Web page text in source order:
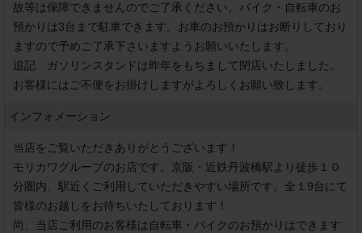
故等は保障できませんのでご了承ください。バイク・自転車のお
預かりは3台まで駐車できます。お車のお預かりはお断りしており
ますので予めご了承下さいますようお願いいたします。
追記　ガソリンスタンドは昨年をもちまして閉店いたしました。
お客様にはご不便をお掛けしますがよろしくお願い致します。
インフォメーション
当店をご覧いただきありがとうございます！
モリカワグループのお店です。京阪・近鉄丹波橋駅より徒歩１０
分圏内、駅近くご利用していただきやすい場所です。全１9台にて
皆様のお越しをお待ちいたしております！
尚、当店ご利用のお客様は自転車・バイクのお預かりはできます